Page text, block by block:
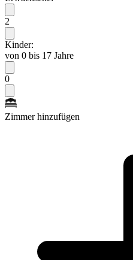
2
Kinder:
von 0 bis 17 Jahre
0
Zimmer hinzufügen